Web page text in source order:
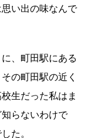
い出の味なんで
、町田駅にある
の町田駅の近く
生だった私はま
らないわけで
た。